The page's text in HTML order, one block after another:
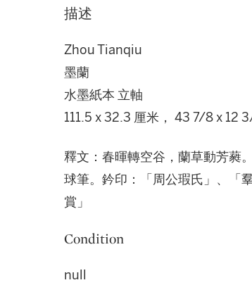
描述
Zhou Tianqiu
墨蘭
水墨紙本 立軸
111.5 x 32.3 厘米， 43 7/8 x 12
釋文：春暉轉空谷，蘭草動芳蕤
球筆。鈐印：「周公瑕氏」、「
賞」
Condition
null